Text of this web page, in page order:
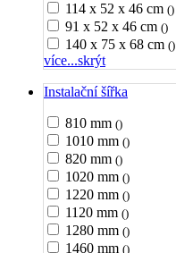
114 x 52 x 46 cm ()
91 x 52 x 46 cm ()
140 x 75 x 68 cm ()
více...skrýt
Instalační šířka
810 mm ()
1010 mm ()
820 mm ()
1020 mm ()
1220 mm ()
1120 mm ()
1280 mm ()
1460 mm ()